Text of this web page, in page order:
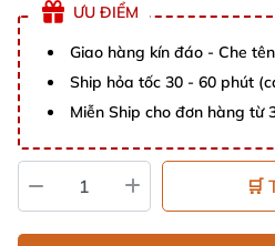
ƯU ĐIỂM
Giao hàng kín đáo - Che
Ship hỏa tốc 30 - 60 phút
Miễn Ship cho đơn hàng từ
🛒